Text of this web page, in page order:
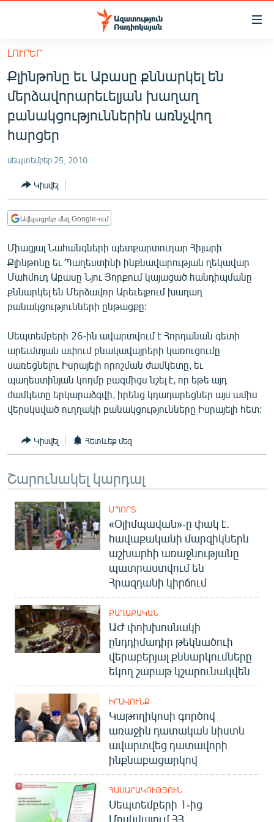
Մատչելիության
հիմնական
բովանդակությանը
Անցնել
հիմնական
մենյուին
Որոնում
ՀԱՅԱՍՏԱՆ
ՔԱՂԱՔԱԿԱՆ
ԸՆՏՐՈՒԹՅՈՒՆՆԵՐ 2026
ՏՆՏԵՍՈՒԹՅՈՒՆ
ՂԱՐԱԲԱՂ
ՏԱՐԱԾԱՇՐՋԱՆ
ՄԻՋԱԶԳԱՅԻՆ
ՄՇԱԿՈՒՅԹ
ՄԵԿՆԱԲԱՆՈՒԹՅՈՒՆ
ՏՏ ԵՒ ԻՆՏԵՐՆԵՏ
ԿՈՐՈՆԱՎԻՐՈՒՍ
ԱՐԽԻՎ
ՏԵՍԱՆՅՈՒԹԵՐ
ՁԳՏԵԼՈՎ ԼԱՎԱԳՈՒՅՆԻՆ
ՓՈԴՔԱՍԹ
Հայերեն
ՀԵՏԵՎԵՔ ՄԵԶ
«Ազատության» բոլոր կայքերը
ԼՈՒՐԵՐ
Քլինթոնը եւ Աբասը քննարկել են
մերձավորարեւելյան խաղաղ
բանակցություններին առնչվող
հարցեր
սեպտեմբեր 25, 2010
Կիսվել
Ավելացրեք մեզ Google-ում
Միացյալ Նահանգների պետքարտուղար Հիլարի
Քլինթոնը եւ Պաղեստինի ինքնավարության ղեկավար
Մահմուդ Աբասը Նյու Յորքում կայացած հանդիպմանը
քննարկել են Մերձավոր Արեւելքում խաղաղ
բանակցությունների ընթացքը:
Սեպտեմբերի 26-ին ավարտվում է Հորդանան գետի
արեւմտյան ափում բնակավայրերի կառուցումը
սառեցնելու Իսրայելի որոշման ժամկետը, եւ
պաղեստինյան կողմը բազմիցս նշել է, որ եթե այդ
ժամկետը երկարաձգվի, իրենց կդադարեցներ այս ամիս
վերսկսված ուղղակի բանակցությունները Իսրայելի հետ:
Կիսվել Հետևեք մեզ
Շարունակել կարդալ
ՍՊՈՐՏ
«Օլիմպավան»-ը փակ է.
հավաքականի մարզիկներն
աշխարհի առաջնությանը
պատրաստվում են
Հրազդանի կիրճում
ՔԱՂԱՔԱԿԱՆ
ԱԺ փոխխոսնակի
ընդդիմադիր թեկնածուի
վերաբերյալ քննարկումները
եկող շաբաթ կշարունակվեն
ԻՐԱՎՈՒՆՔ
Կաթողիկոսի գործով
առաջին դատական նիստն
ավարտվեց դատավորի
ինքնաբացարկով
ՀԱՍԱՐԱԿՈՒԹՅՈՒՆ
Սեպտեմբերի 1-ից
Մոսկվայում ՀՀ